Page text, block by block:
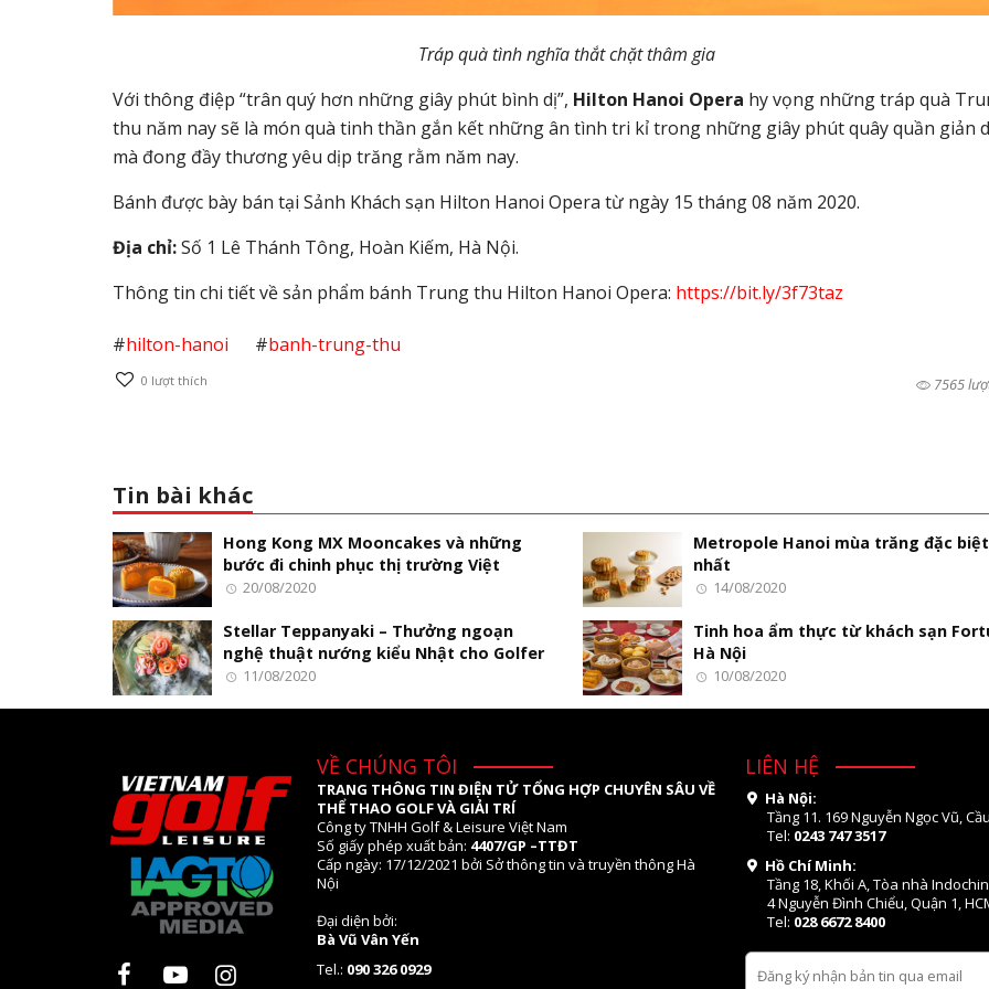
Tráp quà tình nghĩa thắt chặt thâm gia
Với thông điệp “trân quý hơn những giây phút bình dị”, Hilton Hanoi Opera hy vọng những tráp quà
thu năm nay sẽ là món quà tinh thần gắn kết những ân tình tri kỉ trong những giây phút quây quần giản
mà đong đầy thương yêu dịp trăng rằm năm nay.
Bánh được bày bán tại Sảnh Khách sạn Hilton Hanoi Opera từ ngày 15 tháng 08 năm 2020.
Địa chỉ:Số 1 Lê Thánh Tông, Hoàn Kiếm, Hà Nội.
Thông tin chi tiết về sản phẩm bánh Trung thu Hilton Hanoi Opera: https://bit.ly/3f73taz
#hilton-hanoi #banh-trung-thu
0 lượt thích 7565
Tin bài khác
Hong Kong MX Mooncakes và những
bước đi chinh phục thị trường Việt
20/08/2020
Metropole Hanoi mùa trăng đặc biệt
nhất
14/08/2020
Stellar Teppanyaki – Thưởng ngoạn
nghệ thuật nướng kiểu Nhật cho Golfer
11/08/2020
Tinh hoa ẩm thực từ khách sạn
Hà Nội
10/08/2020
VỀ CHÚNG TÔI
TRANG THÔNG TIN ĐIỆN TỬ TỔNG HỢP CHUYÊN SÂU VỀ
THỂ THAO GOLF VÀ GIẢI TRÍ
Công ty TNHH Golf & Leisure Việt Nam
Số giấy phép xuất bản: 4407/GP –TTĐT
Cấp ngày: 17/12/2021 bởi Sở thông tin và truyền thông Hà
Nội
Đại diện bởi:
Bà Vũ Vân Yến
Tel.: 090 326 0929
LIÊN HỆ
Hà Nội:
Tầng 11. 169 Nguyễn Ngọc Vũ,
Tel: 0243 747 3517
Hồ Chí Minh:
Tầng 18, Khối A, Tòa nhà
4 Nguyễn Đình Chiểu, Quận 1,
Tel: 028 6672 8400